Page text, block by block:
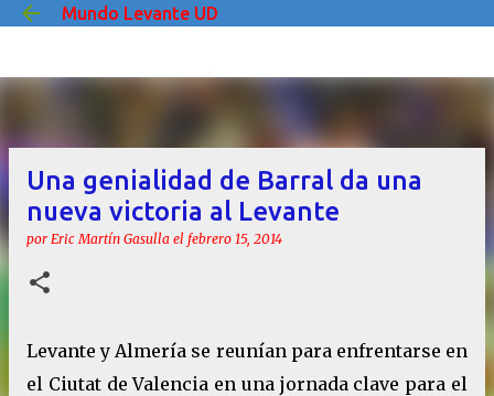
Ir al contenido principal
Mundo Levante UD
Una genialidad de Barral da una
nueva victoria al Levante
por Eric Martín Gasulla el febrero 15, 2014
Levante y Almería se reunían para enfrentarse en
el Ciutat de Valencia en una jornada clave para el